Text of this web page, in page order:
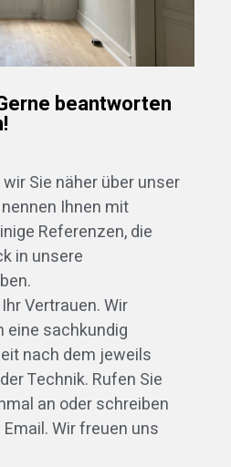
beantworten
Sie näher über unser
Ihnen mit
Referenzen, die
in unsere
Vertrauen. Wir
eine sachkundig
nach dem jeweils
Technik. Rufen Sie
an oder schreiben
Wir freuen uns